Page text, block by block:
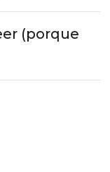
(porque